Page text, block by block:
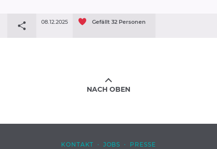
Gefällt 32 Personen
08.12.2025
NACH OBEN
KONTAKT · JOBS · PRESSE